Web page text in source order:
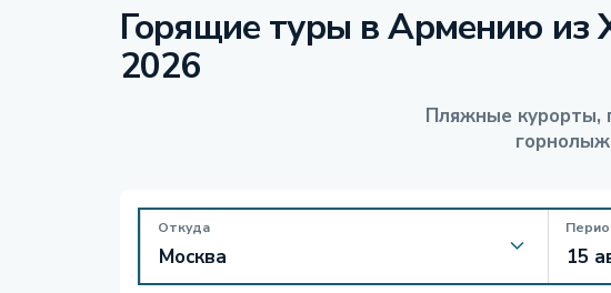
Горящие туры в Армению из
2026
Пляжные курорты,
Откуда